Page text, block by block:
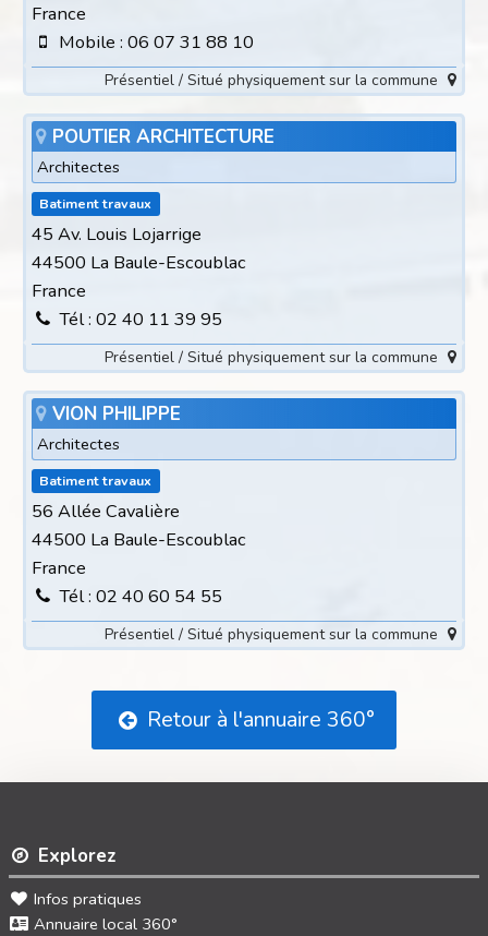
France
Mobile : 06 07 31 88 10
Présentiel / Situé physiquement sur la commune
POUTIER ARCHITECTURE
Architectes
Batiment travaux
45 Av. Louis Lojarrige
44500 La Baule-Escoublac
France
Tél : 02 40 11 39 95
Présentiel / Situé physiquement sur la commune
VION PHILIPPE
Architectes
Batiment travaux
56 Allée Cavalière
44500 La Baule-Escoublac
France
Tél : 02 40 60 54 55
Présentiel / Situé physiquement sur la commune
Retour à l'annuaire 360°
Explorez
Infos pratiques
Annuaire local 360°